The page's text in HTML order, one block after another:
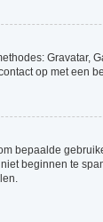
Gravatar,
op met een
bepaalde
beginnen te